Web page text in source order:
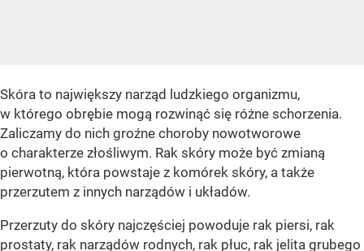
Skóra to największy narząd ludzkiego organizmu,
w którego obrębie mogą rozwinąć się różne schorzenia.
Zaliczamy do nich groźne choroby nowotworowe
o charakterze złośliwym. Rak skóry może być zmianą
pierwotną, która powstaje z komórek skóry, a także
przerzutem z innych narządów i układów.
Przerzuty do skóry najczęściej powoduje rak piersi, rak
prostaty, rak narządów rodnych, rak płuc, rak jelita grubego